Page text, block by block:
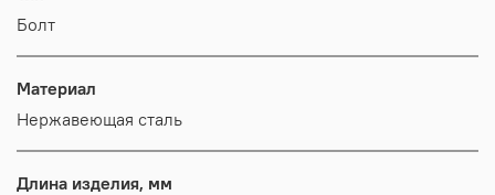
Болт
Материал
Нержавеющая сталь
Длина изделия, мм